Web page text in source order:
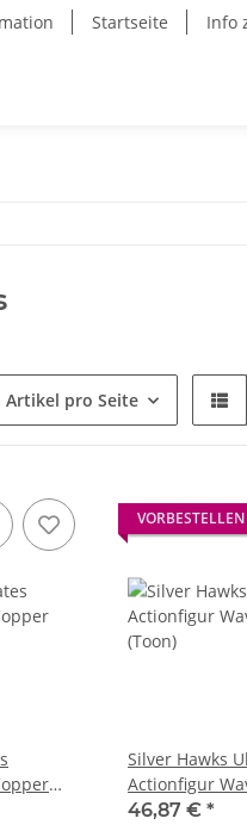
Startseite Info
Artikel pro Seite
VORBESTELLEN
Silver Hawks
Actionfigur
(Toon)
46,87 € *